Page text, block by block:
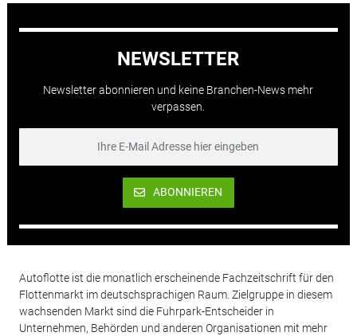
NEWSLETTER
Newsletter abonnieren und keine Branchen-News mehr
verpassen.
ABONNIEREN
Autoflotte ist die monatlich erscheinende Fachzeitschrift für den
Flottenmarkt im deutschsprachigen Raum. Zielgruppe in diesem
wachsenden Markt sind die Fuhrpark-Entscheider in
Unternehmen, Behörden und anderen Organisationen mit mehr